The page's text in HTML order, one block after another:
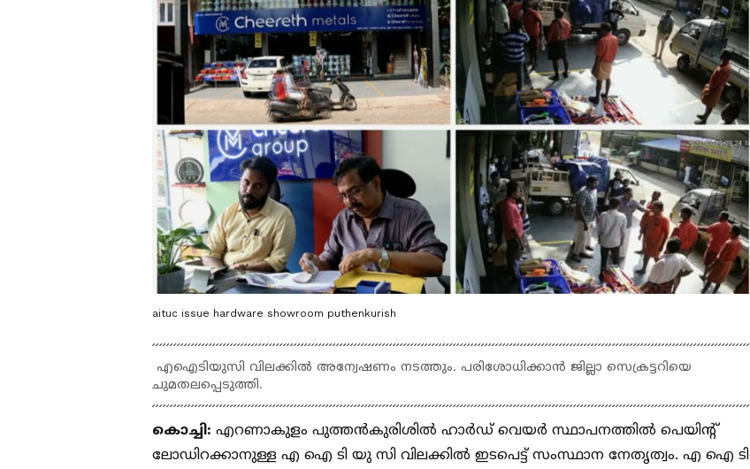
aituc issue hardware showroom puthenkurish
എഐടിയുസി വിലക്കില്‍ അന്വേഷണം നടത്തും. പരിശോധിക്കാന്‍ ജില്ലാ സെക്രട്ടറിയെ
ചുമതലപ്പെടുത്തി.
കൊച്ചി: എറണാകുളം പുത്തൻകുരിശിൽ ഹാർ‍ഡ് വെയർ സ്ഥാപനത്തിൽ പെയിന്‍റ്
ലോഡിറക്കാനുള്ള എ ഐ ടി യു സി വിലക്കില്‍ ഇടപെട്ട് സംസ്ഥാന നേതൃത്വം. എ ഐ ടി